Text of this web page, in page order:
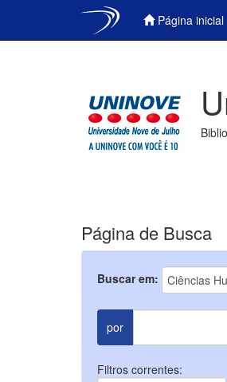
Página inicial
Página de Busca
Buscar em:
por
Filtros correntes: